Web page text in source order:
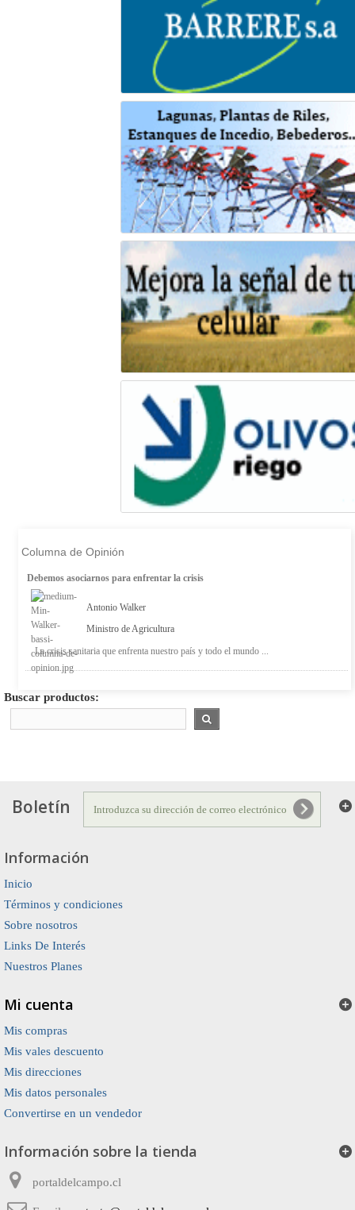
Columna de Opinión
Debemos asociarnos para enfrentar la crisis
Antonio Walker
Ministro de Agricultura
La crisis sanitaria que enfrenta nuestro país y todo el mundo ...
Buscar productos:
Boletín
Información
Inicio
Términos y condiciones
Sobre nosotros
Links De Interés
Nuestros Planes
Mi cuenta
Mis compras
Mis vales descuento
Mis direcciones
Mis datos personales
Convertirse en un vendedor
Información sobre la tienda
portaldelcampo.cl